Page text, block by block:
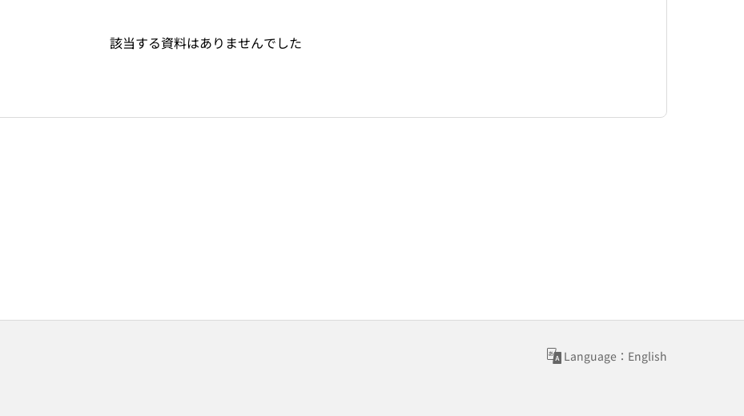
該当する資料はありませんでした
Language：English